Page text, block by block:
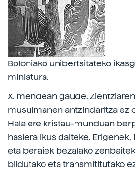
Boloniako unibertsitateko
miniatura.
X. mendean gaude.
musulmanen antzindaritza ez
Hala ere kristau-munduan
hasiera ikus daiteke.
eta beraiek bezalako
bildutako eta transmititutako